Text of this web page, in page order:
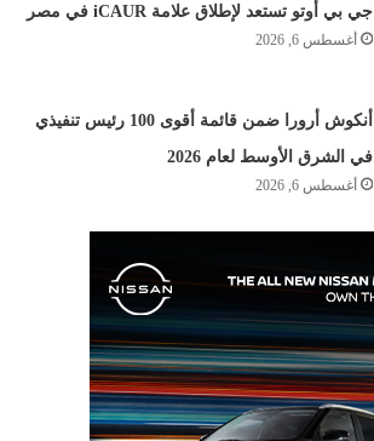
جي بي أوتو تستعد لإطلاق علامة iCAUR في مصر
أغسطس 6, 2026
أنكوش أرورا ضمن قائمة أقوى 100 رئيس تنفيذي
في الشرق الأوسط لعام 2026
أغسطس 6, 2026